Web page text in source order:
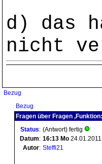
d) das
nicht
Bezug
Bezug
Fragen über Fragen
Status: (Antwort) fertig
Datum: 16:13 Mo 24.01.2011
Autor: Steffi21